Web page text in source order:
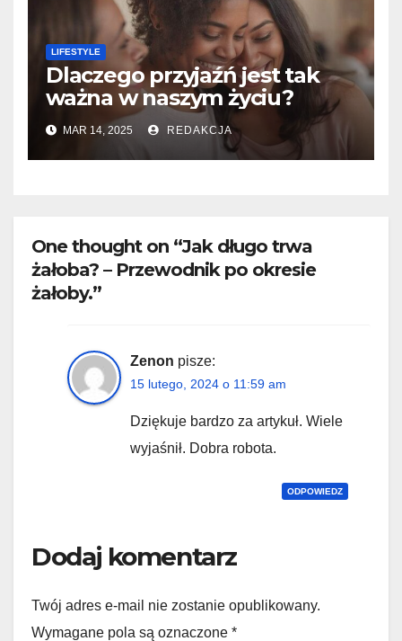
LIFESTYLE
Dlaczego przyjaźń jest tak
ważna w naszym życiu?
MAR 14, 2025 REDAKCJA
One thought on “Jak długo trwa
żałoba? – Przewodnik po okresie
żałoby.”
Zenon pisze:
15 lutego, 2024 o 11:59 am
Dziękuje bardzo za artykuł. Wiele
wyjaśnił. Dobra robota.
ODPOWIEDZ
Dodaj komentarz
Twój adres e-mail nie zostanie opublikowany.
Wymagane pola są oznaczone *